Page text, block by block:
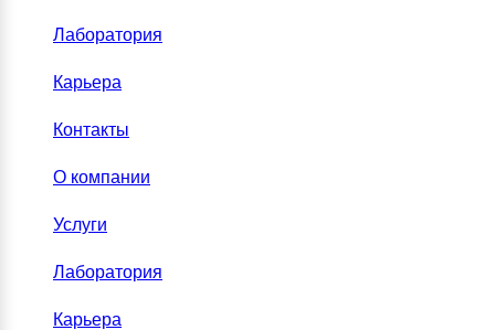
Лаборатория
Карьера
Контакты
О компании
Услуги
Лаборатория
Карьера